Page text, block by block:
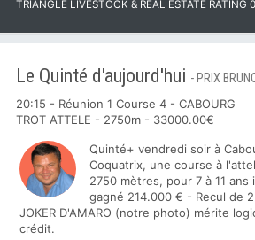
TRIANGLE LIVESTOCK & REAL ESTATE RATING
Le Quinté d'aujourd'hui - PRIX
20:15 - Réunion 1 Course 4 - CABOURG
TROT ATTELE - 2750m - 33000.00€
Quinté+ vendredi soir à
Coquatrix, une course à
2750 mètres, pour 7 à 11 ans
gagné 214.000 € - Recul de
JOKER D'AMARO (notre photo) mérite
crédit.